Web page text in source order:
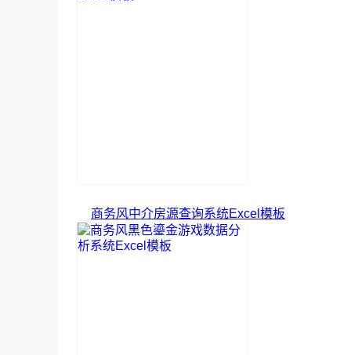
商务风中介房源查询系统Excel模板